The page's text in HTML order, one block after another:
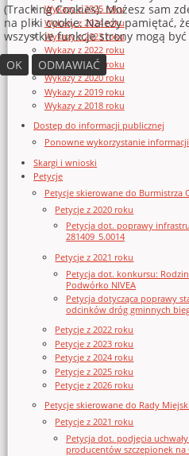
Wykazy z 2025 roku
Wykazy z 2024 roku
Wykazy z 2023 roku
Wykazy z 2022 roku
Wykazy z 2021 roku
Wykazy z 2020 roku
Wykazy z 2019 roku
Wykazy z 2018 roku
Dostęp do informacji publicznej
Ponowne wykorzystanie
Skargi i wnioski
Petycje
Petycje skierowane do Burmistrza
Petycje z 2020 roku
Petycja dot. poprawy
281409_5.0014
Petycje z 2021 roku
Petycja dot. konkursu:
Podwórko NIVEA
Petycja dotycząca poprawy
odcinków dróg gminnych
Petycje z 2022 roku
Petycje z 2023 roku
Petycje z 2024 roku
Petycje z 2025 roku
Petycje z 2026 roku
Petycje skierowane do Rady
Petycje z 2021 roku
Petycja dot. podjęcia
producentów szczepionek na
(Tracking Cookies). Możesz sam
na pliki cookie. Należy pamiętać,
wszystkie funkcje strony mogą
OK
ODMAWIAĆ